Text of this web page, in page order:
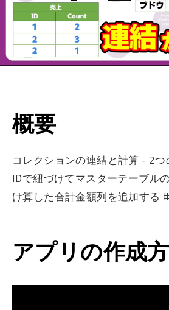
概要
コレクションの連結と計算 - 2
IDで紐づけてマスターテーブル
け算した合計金額列を追加する
アプリの作成